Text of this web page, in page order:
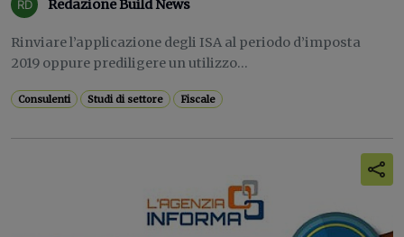
Redazione Build News
Rinviare l’applicazione degli ISA al periodo d’imposta
2019 oppure prediligere un utilizzo...
Consulenti Studi di settore Fiscale